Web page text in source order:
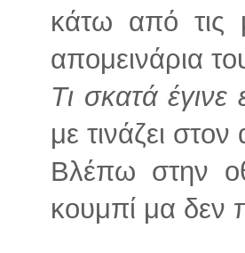
κάτω από τις
απομεινάρια
Τι σκατά έγινε
με τινάζει στον
Βλέπω στην
κουμπί μα δεν